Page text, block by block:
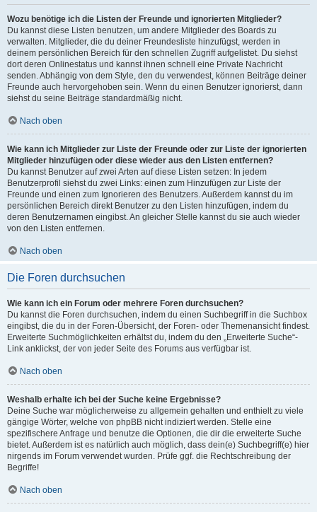
Wozu benötige ich die Listen der Freunde und ignorierten Mitglieder?
Du kannst diese Listen benutzen, um andere Mitglieder des Boards zu
verwalten. Mitglieder, die du deiner Freundesliste hinzufügst, werden in
deinem persönlichen Bereich für den schnellen Zugriff aufgelistet. Du siehst
dort deren Onlinestatus und kannst ihnen schnell eine Private Nachricht
senden. Abhängig von dem Style, den du verwendest, können Beiträge deiner
Freunde auch hervorgehoben sein. Wenn du einen Benutzer ignorierst, dann
siehst du seine Beiträge standardmäßig nicht.
Nach oben
Wie kann ich Mitglieder zur Liste der Freunde oder zur Liste der ignorierten
Mitglieder hinzufügen oder diese wieder aus den Listen entfernen?
Du kannst Benutzer auf zwei Arten auf diese Listen setzen: In jedem
Benutzerprofil siehst du zwei Links: einen zum Hinzufügen zur Liste der
Freunde und einen zum Ignorieren des Benutzers. Außerdem kannst du im
persönlichen Bereich direkt Benutzer zu den Listen hinzufügen, indem du
deren Benutzernamen eingibst. An gleicher Stelle kannst du sie auch wieder
von den Listen entfernen.
Nach oben
Die Foren durchsuchen
Wie kann ich ein Forum oder mehrere Foren durchsuchen?
Du kannst die Foren durchsuchen, indem du einen Suchbegriff in die Suchbox
eingibst, die du in der Foren-Übersicht, der Foren- oder Themenansicht findest.
Erweiterte Suchmöglichkeiten erhältst du, indem du den „Erweiterte Suche“-
Link anklickst, der von jeder Seite des Forums aus verfügbar ist.
Nach oben
Weshalb erhalte ich bei der Suche keine Ergebnisse?
Deine Suche war möglicherweise zu allgemein gehalten und enthielt zu viele
gängige Wörter, welche von phpBB nicht indiziert werden. Stelle eine
spezifischere Anfrage und benutze die Optionen, die dir die erweiterte Suche
bietet. Außerdem ist es natürlich auch möglich, dass dein(e) Suchbegriff(e) hier
nirgends im Forum verwendet wurden. Prüfe ggf. die Rechtschreibung der
Begriffe!
Nach oben